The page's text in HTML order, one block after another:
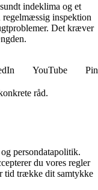
indeklima og et
regelmæssig inspektion
Det kræver
YouTube
råd.
persondatapolitik.
du vores regler
tid trække dit samtykke